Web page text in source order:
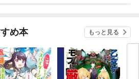
め本 もっと見る